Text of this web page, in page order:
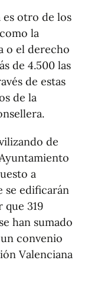
otro de los
la
o el derecho
de 4.500 las
de estas
de la
de
a
se edificarán
que 319
han sumado
convenio
Valenciana